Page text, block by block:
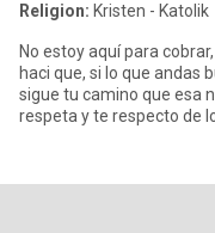
Religion: Kristen - Katolik
No estoy aquí para
haci que, si lo que andas
sigue tu camino que esa
respeta y te respecto de